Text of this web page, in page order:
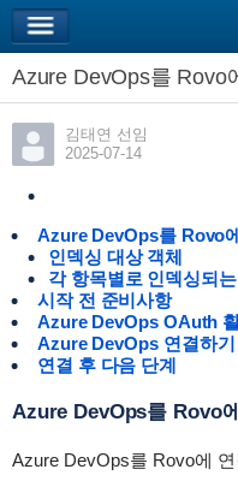
Azure DevOps를 Rovo
김태연 선임
2025-07-14
Azure DevOps를 Rovo
인덱싱 대상 객체
각 항목별로 인덱싱되
시작 전 준비사항
Azure DevOps OAuth
Azure DevOps 연결하기
연결 후 다음 단계
Azure DevOps를 Rovo
Azure DevOps를 Rovo에